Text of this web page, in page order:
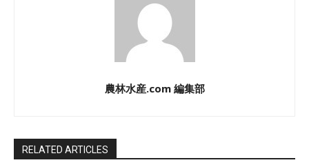
農林水産.com 編集部
RELATED ARTICLES